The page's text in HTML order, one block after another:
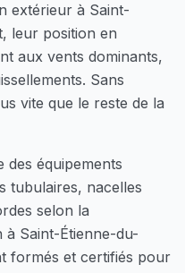
extérieur à Saint-
leur position en
aux vents dominants,
Sans
vite que le reste de la
des équipements
tubulaires, nacelles
selon la
à Saint-Étienne-du-
formés et certifiés pour